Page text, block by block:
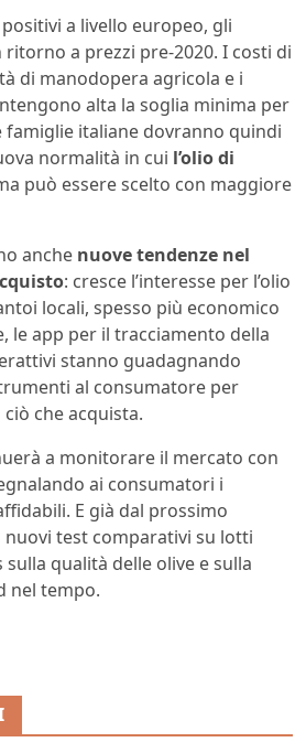
a livello europeo, gli
a prezzi pre-2020. I costi di
di manodopera agricola e i
alta la soglia minima per
famiglie italiane dovranno quindi
normalità in cui l’olio di
può essere scelto con maggiore
anche nuove tendenze nel
: cresce l’interesse per l’olio
locali, spesso più economico
le app per il tracciamento della
stanno guadagnando
al consumatore per
che acquista.
a monitorare il mercato con
ai consumatori i
E già dal prossimo
test comparativi su lotti
qualità delle olive e sulla
nel tempo.